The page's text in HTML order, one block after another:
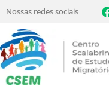
Nossas redes sociais